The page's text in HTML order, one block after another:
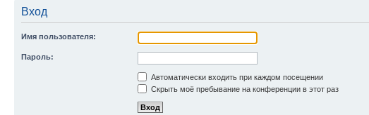
Вход
Имя пользователя:
Пароль:
Автоматически входить при каждом посещении
Скрыть моё пребывание на конференции в этот раз